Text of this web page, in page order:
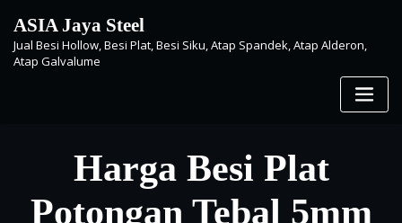
content
ASIA Jaya Steel
Jual Besi Hollow, Besi Plat, Besi Siku, Atap Spandek, Atap Alderon,
Atap Galvalume
Harga Besi Plat
Potongan Tebal 5mm